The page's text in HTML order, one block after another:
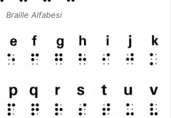
Braille Alfabesi